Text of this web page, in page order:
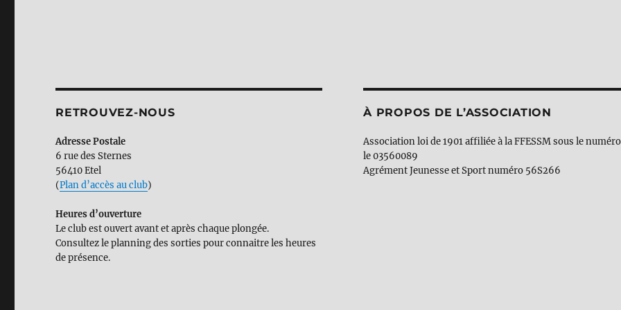
RETROUVEZ-NOUS
Adresse Postale
6 rue des Sternes
56410 Etel
(Plan d’accès au club)
Heures d’ouverture
Le club est ouvert avant et après chaque plongée.
Consultez le planning des sorties pour connaitre les heures
de présence.
À PROPOS DE L’ASSOCIATION
Association loi de 1901 affiliée à la FFESSM sous le numéro
le 03560089
Agrément Jeunesse et Sport numéro 56S266